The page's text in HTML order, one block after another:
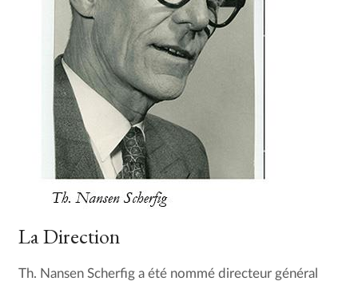
La Direction
Th. Nansen Scherfig a été nommé directeur général